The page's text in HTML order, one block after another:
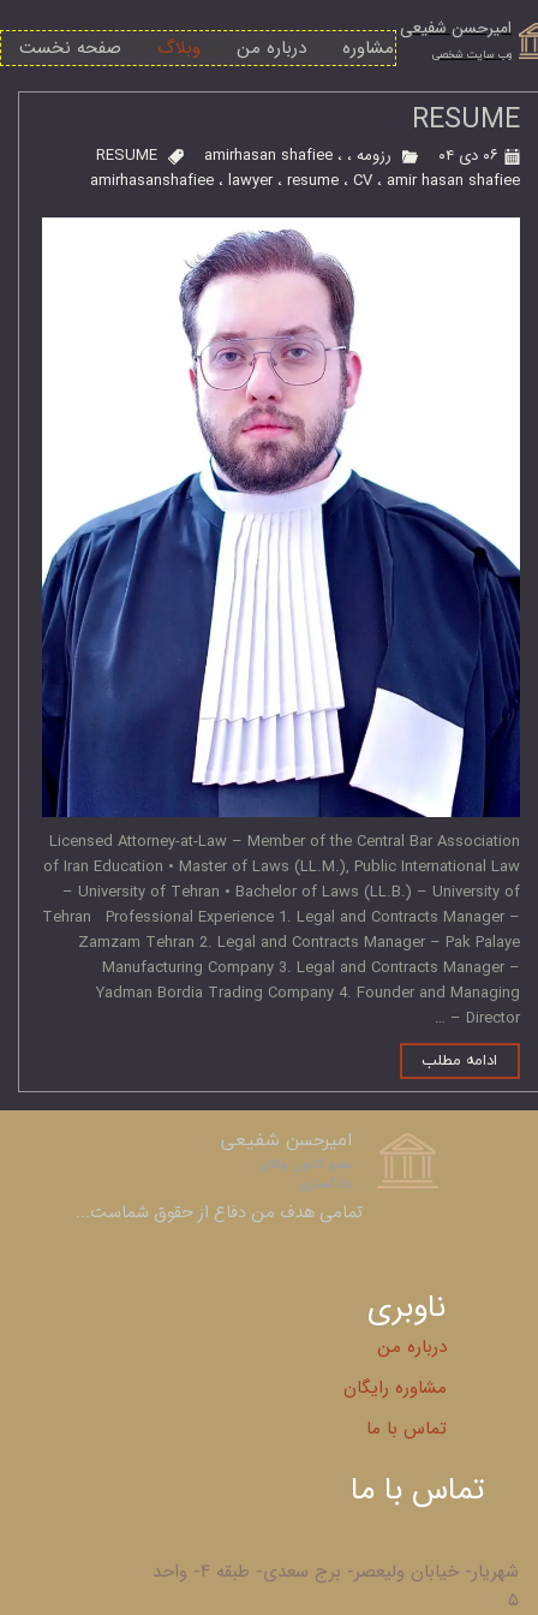
صفحه نخست وبلاگ درباره من مشاوره
امیرحسن شفیعی
​وب سایت شخصی
RESUME
۰۶ دی ۰۴ رزومه ، RESUME amirhasan shafiee ،
amirhasanshafiee ، lawyer، resume ، CV ، amir hasan shafiee
Licensed Attorney-at-Law – Member of the Central Bar Association
of Iran Education • Master of Laws (LL.M.), Public International Law
– University of Tehran • Bachelor of Laws (LL.B.) – University of
Tehran Professional Experience 1. Legal and Contracts Manager –
Zamzam Tehran 2. Legal and Contracts Manager – Pak Palaye
Manufacturing Company 3. Legal and Contracts Manager –
Yadman Bordia Trading Company 4. Founder and Managing
Director – …
ادامه مطلب
امیرحسن شفیعی
عضو کانون وکلای
دادگستری​​​​​​​
​​​​​​​تمامی هدف من دفاع از حقوق شماست...
ناوبری
درباره من
مشاوره رایگان
تماس با ما
تماس با ما
شهریار- خیابان ولیعصر- برج سعدی- طبقه ۴- واحد
۵